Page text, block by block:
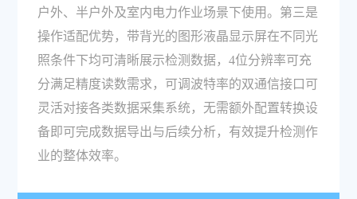
户外、半户外及室内电力作业场景下使用。第三是
操作适配优势，带背光的图形液晶显示屏在不同光
照条件下均可清晰展示检测数据，4位分辨率可充
分满足精度读数需求，可调波特率的双通信接口可
灵活对接各类数据采集系统，无需额外配置转换设
备即可完成数据导出与后续分析，有效提升检测作
业的整体效率。